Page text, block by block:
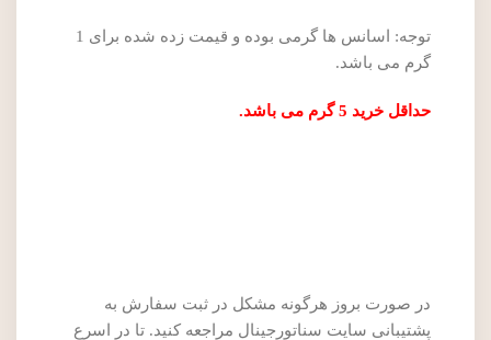
توجه: اسانس ها گرمی بوده و قیمت زده شده برای 1
گرم می باشد.
حداقل خرید 5 گرم می باشد.
در صورت بروز هرگونه مشکل در ثبت سفارش به
پشتیبانی سایت سناتورجینال مراجعه کنید. تا در اسرع